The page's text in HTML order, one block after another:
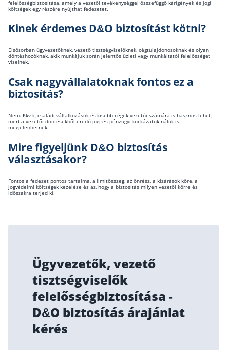
felelősségbiztosítása, amely a vezetői tevékenységgel összefüggő kárigények és jogi
költségek egy részére nyújthat fedezetet.
Kinek érdemes D&O biztosítást kötni?
Elsősorban ügyvezetőknek, vezető tisztségviselőknek, cégtulajdonosoknak és olyan
döntéshozóknak, akik munkájuk során jelentős üzleti vagy munkáltatói felelősséget
viselnek.
Csak nagyvállalatoknak fontos ez a
biztosítás?
Nem. Kkv-k, családi vállalkozások és kisebb cégek vezetői számára is hasznos lehet,
mert a vezetői döntésekből eredő jogi és pénzügyi kockázatok náluk is
megjelenhetnek.
Mire figyeljünk D&O biztosítás
választásakor?
Fontos a fedezet pontos tartalma, a limitösszeg, az önrész, a kizárások köre, a
jogvédelmi költségek kezelése és az, hogy a biztosítás milyen vezetői körre és
időszakra terjed ki.
Ügyvezetők, vezető
tisztségviselők
felelősségbiztosítása -
D&O biztosítás árajánlat
kérés